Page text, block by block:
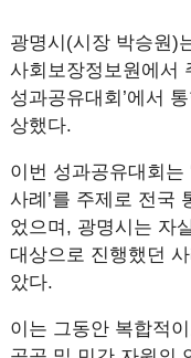
광명시(시장 박승원)
사회보장정보원에서
성과공유대회’에서
상했다.
이번 성과공유대회는
사례’를 주제로 전국
었으며, 광명시는 자
대상으로 진행했던
았다.
이는 그동안 복합적